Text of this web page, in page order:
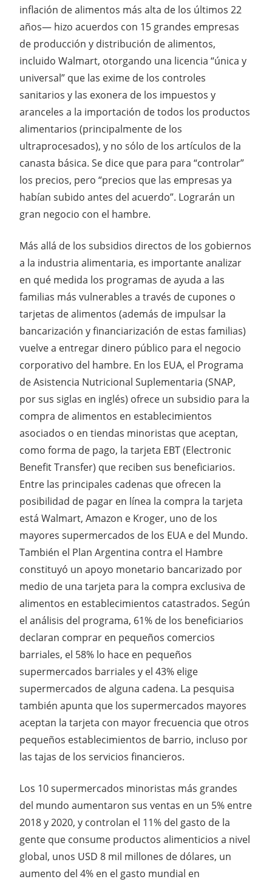
inflación de alimentos más alta de los últimos 22
años— hizo acuerdos con 15 grandes empresas
de producción y distribución de alimentos,
incluido Walmart, otorgando una licencia “única y
universal” que las exime de los controles
sanitarios y las exonera de los impuestos y
aranceles a la importación de todos los productos
alimentarios (principalmente de los
ultraprocesados), y no sólo de los artículos de la
canasta básica. Se dice que para para “controlar”
los precios, pero “precios que las empresas ya
habían subido antes del acuerdo”. Lograrán un
gran negocio con el hambre.
Más allá de los subsidios directos de los gobiernos
a la industria alimentaria, es importante analizar
en qué medida los programas de ayuda a las
familias más vulnerables a través de cupones o
tarjetas de alimentos (además de impulsar la
bancarización y financiarización de estas familias)
vuelve a entregar dinero público para el negocio
corporativo del hambre. En los EUA, el Programa
de Asistencia Nutricional Suplementaria (SNAP,
por sus siglas en inglés) ofrece un subsidio para la
compra de alimentos en establecimientos
asociados o en tiendas minoristas que aceptan,
como forma de pago, la tarjeta EBT (Electronic
Benefit Transfer) que reciben sus beneficiarios.
Entre las principales cadenas que ofrecen la
posibilidad de pagar en línea la compra la tarjeta
está Walmart, Amazon e Kroger, uno de los
mayores supermercados de los EUA e del Mundo.
También el Plan Argentina contra el Hambre
constituyó un apoyo monetario bancarizado por
medio de una tarjeta para la compra exclusiva de
alimentos en establecimientos catastrados. Según
el análisis del programa, 61% de los beneficiarios
declaran comprar en pequeños comercios
barriales, el 58% lo hace en pequeños
supermercados barriales y el 43% elige
supermercados de alguna cadena. La pesquisa
también apunta que los supermercados mayores
aceptan la tarjeta con mayor frecuencia que otros
pequeños establecimientos de barrio, incluso por
las tajas de los servicios financieros.
Los 10 supermercados minoristas más grandes
del mundo aumentaron sus ventas en un 5% entre
2018 y 2020, y controlan el 11% del gasto de la
gente que consume productos alimenticios a nivel
global, unos USD 8 mil millones de dólares, un
aumento del 4% en el gasto mundial en